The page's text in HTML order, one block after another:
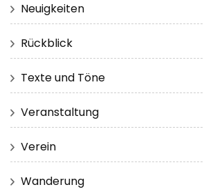
Neuigkeiten
Rückblick
Texte und Töne
Veranstaltung
Verein
Wanderung